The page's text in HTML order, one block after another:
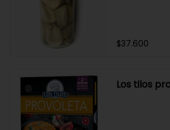
$37.600
Los tilos